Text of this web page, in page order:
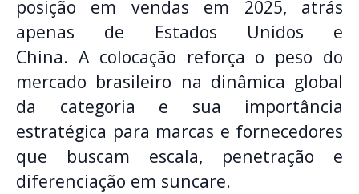
posição em vendas em 2025, atrás
apenas de Estados Unidos e
China. A colocação reforça o peso do
mercado brasileiro na dinâmica global
da categoria e sua importância
estratégica para marcas e fornecedores
que buscam escala, penetração e
diferenciação em suncare.